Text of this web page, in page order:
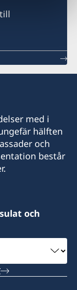
med i
hälften
och
består
och